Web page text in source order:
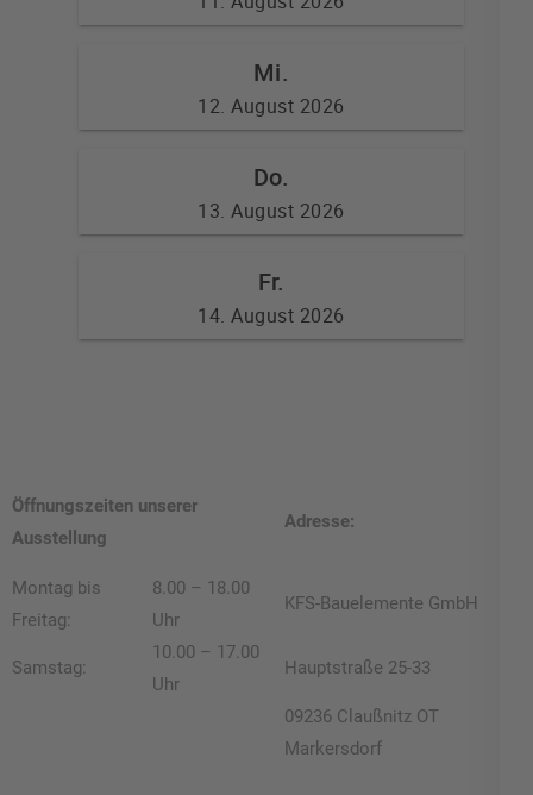
Öffnungszeiten unserer
Ausstellung
Adresse:
Montag bis
Freitag:
8.00 – 18.00
Uhr
KFS-Bauelemente GmbH
Samstag:
10.00 – 17.00
Uhr
Hauptstraße 25-33
09236 Claußnitz OT
Markersdorf